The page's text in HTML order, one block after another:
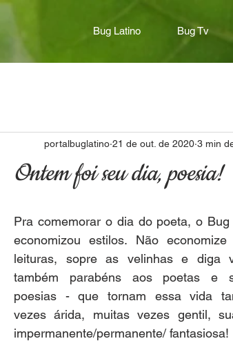
Bug Latino Bug Tv
Ontem foi seu dia, poesia!
portalbuglatino 21 de out. de 2020 3 min
Pra comemorar o dia do poeta, o Bug
economizou estilos. Não economize
leituras, sopre as velinhas e diga
também parabéns aos poetas e
poesias - que tornam essa vida
vezes árida, muitas vezes gentil,
impermanente/permanente/ fantasiosa!